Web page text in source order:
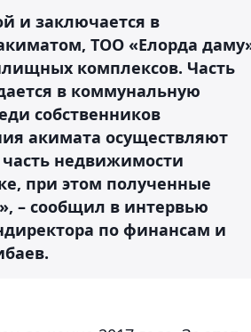
и заключается в
ТОО «Елорда
комплексов. Часть
в коммунальную
собственников
акимата осуществляют
недвижимости
при этом полученные
– сообщил в интервью
по финансам и